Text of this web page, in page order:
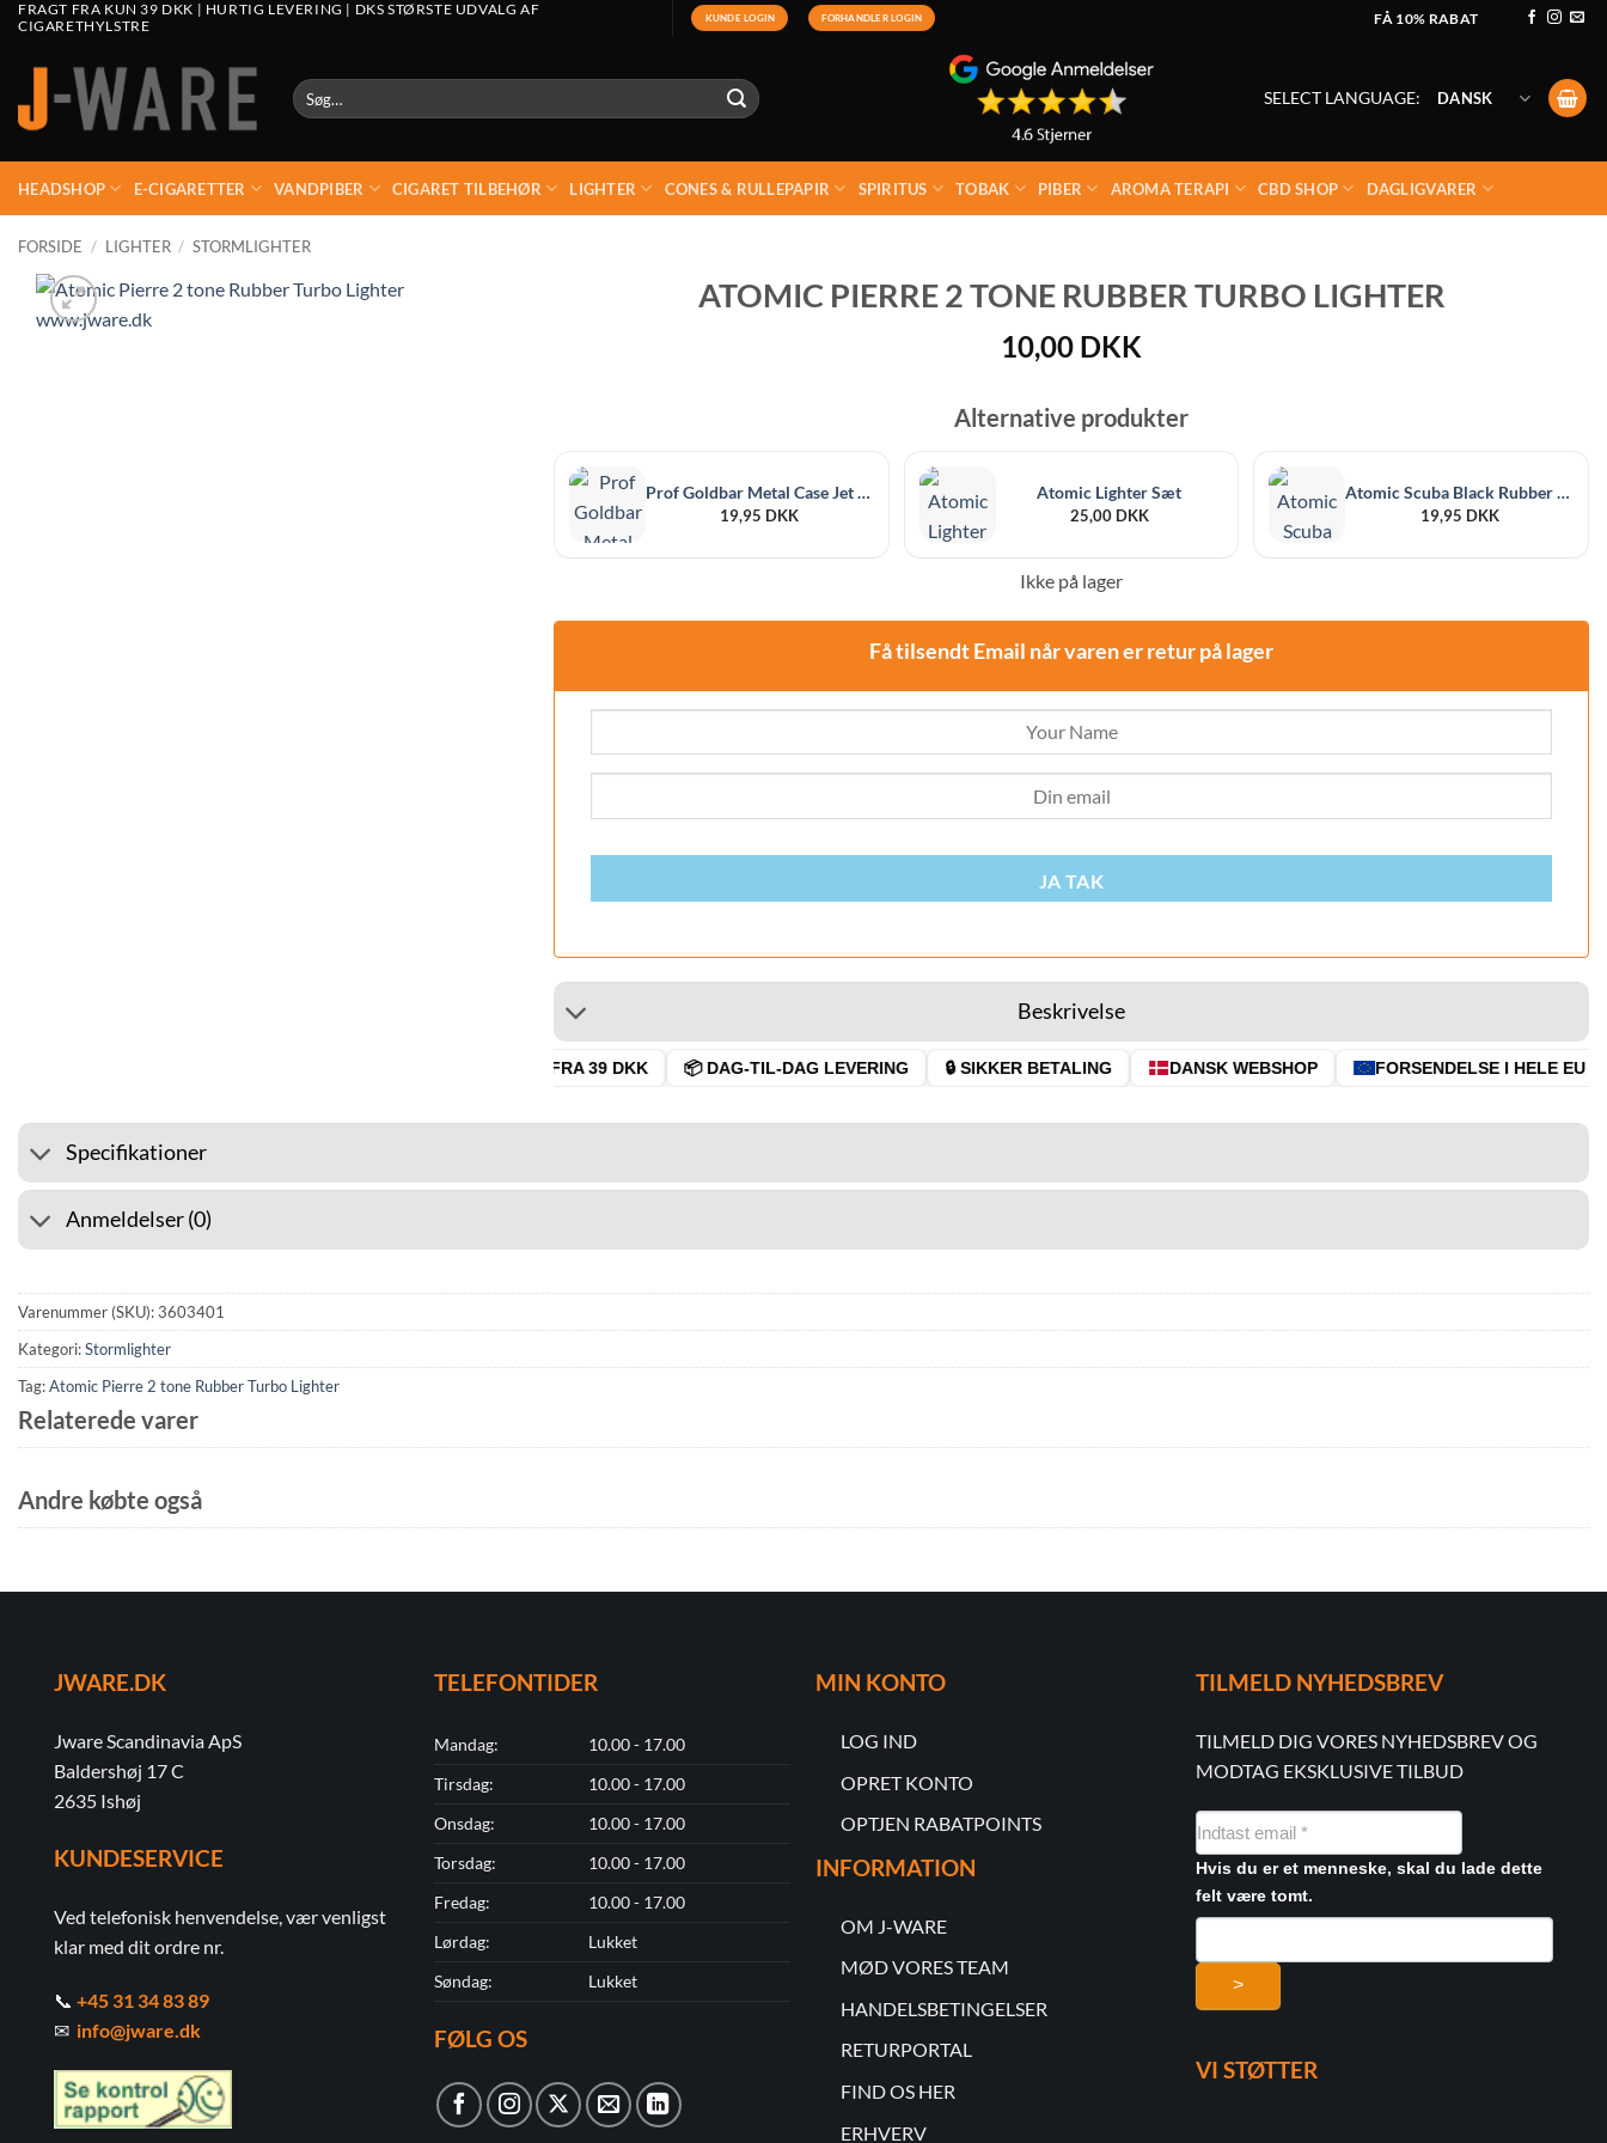
FRAGT FRA KUN 39 DKK | HURTIG LEVERING | DKS STØRSTE UDVALG AF
CIGARETHYLSTRE
KUNDE LOGIN FORHANDLER LOGIN FÅ 10% RABAT
Søg
efter:
SELECT LANGUAGE: DANSK
HEADSHOP E-CIGARETTER VANDPIBER CIGARET TILBEHØR LIGHTER CONES & RULLEPAPIR SPIRITUS TOBAK PIBER AROMA TERAPI CBD SHOP DAGLIGVARER
FORSIDE / LIGHTER / STORMLIGHTER
ATOMIC PIERRE 2 TONE RUBBER TURBO LIGHTER
10,00 DKK
Alternative produkter
Prof Goldbar Metal Case Jet Lighter
19,95 DKK
Atomic Lighter Sæt
25,00 DKK
Atomic Scuba Black Rubber Jetflame
19,95 DKK
Ikke på lager
Få tilsendt Email når varen er retur på lager
JA TAK
Beskrivelse
🚚 FRAGT FRA 39 DKK 📦 DAG-TIL-DAG LEVERING 🔒 SIKKER BETALING DANSK WEBSHOP FORSENDELSE I HELE EU
Specifikationer
Anmeldelser (0)
Varenummer (SKU):3603401
Kategori:Stormlighter
Tag:Atomic Pierre 2 tone Rubber Turbo Lighter
Relaterede varer
Andre købte også
JWARE.DK
Jware Scandinavia ApS
Baldershøj 17 C
2635 Ishøj
KUNDESERVICE
Ved telefonisk henvendelse, vær venligst
klar med dit ordre nr.
📞 +45 31 34 83 89
✉ info@jware.dk
TELEFONTIDER
Mandag:
10.00 - 17.00
Tirsdag:
10.00 - 17.00
Onsdag:
10.00 - 17.00
Torsdag:
10.00 - 17.00
Fredag:
10.00 - 17.00
Lørdag:
Lukket
Søndag:
Lukket
FØLG OS
MIN KONTO
LOG IND
OPRET KONTO
OPTJEN RABATPOINTS
INFORMATION
OM J-WARE
MØD VORES TEAM
HANDELSBETINGELSER
RETURPORTAL
FIND OS HER
ERHVERV
TILMELD NYHEDSBREV
TILMELD DIG VORES NYHEDSBREV OG
MODTAG EKSKLUSIVE TILBUD
NYHEDSMAIL
FORMULAR
Hvis du er et menneske, skal du lade dette
felt være tomt.
>
VI STØTTER